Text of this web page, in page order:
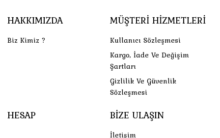
HAKKIMIZDA
Biz Kimiz ?
MÜŞTERI HIZMETLERI
Kullanıcı Sözleşmesi
Kargo, İade Ve Değişim
Şartları
Gizlilik Ve Güvenlik
Sözleşmesi
HESAP BIZE ULAŞIN
İletişim